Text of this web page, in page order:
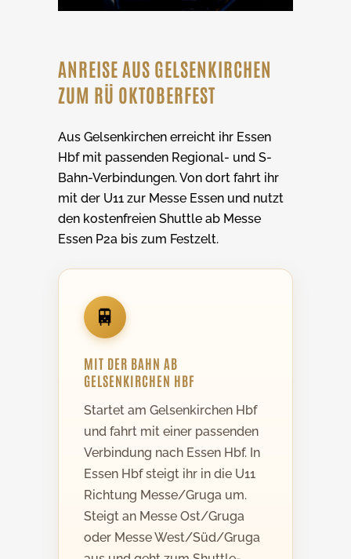
ANREISE AUS GELSENKIRCHEN
ZUM RÜ OKTOBERFEST
Aus Gelsenkirchen erreicht ihr Essen
Hbf mit passenden Regional- und S-
Bahn-Verbindungen. Von dort fahrt ihr
mit der U11 zur Messe Essen und nutzt
den kostenfreien Shuttle ab Messe
Essen P2a bis zum Festzelt.
🚆
MIT DER BAHN AB
GELSENKIRCHEN HBF
Startet am Gelsenkirchen Hbf
und fahrt mit einer passenden
Verbindung nach Essen Hbf. In
Essen Hbf steigt ihr in die U11
Richtung Messe/Gruga um.
Steigt an Messe Ost/Gruga
oder Messe West/Süd/Gruga